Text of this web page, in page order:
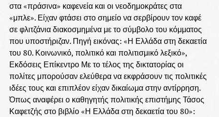
στα «πράσινα» καφενεία και οι νεοδημοκράτες στα
«μπλε». Είχαν φτάσει στο σημείο να σερβίρουν τον καφέ
σε φλιτζάνια διακοσμημένα με το σύμβολο του κόμματος
που υποστήριζαν. Πηγή εικόνας: «Η Ελλάδα στη δεκαετία
του 80. Κοινωνικό, πολιτικό και πολιτισμικό λεξικό»,
Εκδόσεις Επίκεντρο Με το τέλος της δικτατορίας οι
πολίτες μπορούσαν ελεύθερα να εκφράσουν τις πολιτικές
ιδέες τους και επιπλέον είχαν δικαίωμα στην αντίρρηση.
Όπως αναφέρει ο καθηγητής πολιτικής επιστήμης Τάσος
Καφετζής στο βιβλίο «Η Ελλάδα στη δεκαετία του 80»: